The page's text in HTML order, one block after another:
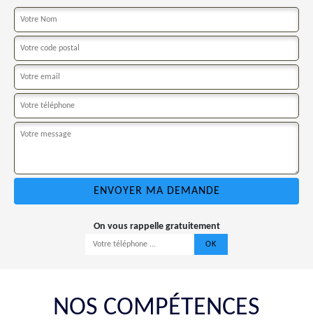
On vous rappelle gratuitement
NOS COMPÉTENCES